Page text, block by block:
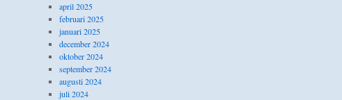
april 2025
februari 2025
januari 2025
december 2024
oktober 2024
september 2024
augusti 2024
juli 2024